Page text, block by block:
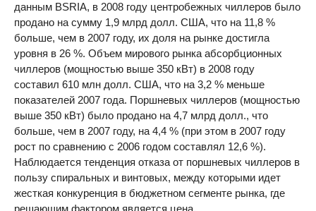
данным BSRIA, в 2008 году центробежных чиллеров было
продано на сумму 1,9 млрд долл. США, что на 11,8 %
больше, чем в 2007 году, их доля на рынке достигла
уровня в 26 %. Объем мирового рынка абсорбционных
чиллеров (мощностью выше 350 кВт) в 2008 году
составил 610 млн долл. США, что на 3,2 % меньше
показателей 2007 года. Поршневых чиллеров (мощностью
выше 350 кВт) было продано на 4,7 млрд долл., что
больше, чем в 2007 году, на 4,4 % (при этом в 2007 году
рост по сравнению с 2006 годом составлял 12,6 %).
Наблюдается тенденция отказа от поршневых чиллеров в
пользу спиральных и винтовых, между которыми идет
жесткая конкуренция в бюджетном сегменте рынка, где
решающим фактором является цена.